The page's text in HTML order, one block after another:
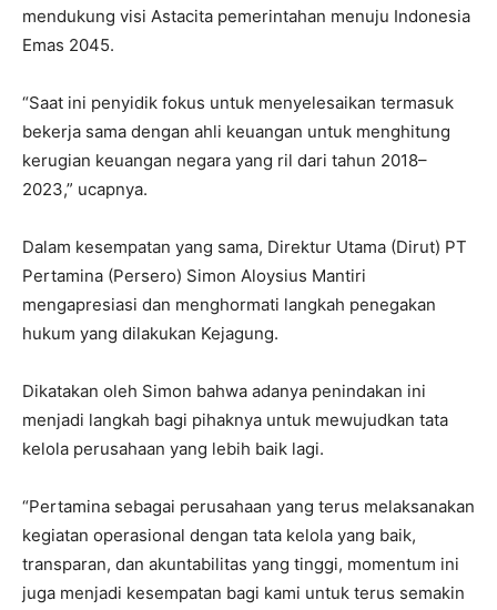
mendukung visi Astacita pemerintahan menuju Indonesia
Emas 2045.
“Saat ini penyidik fokus untuk menyelesaikan termasuk
bekerja sama dengan ahli keuangan untuk menghitung
kerugian keuangan negara yang ril dari tahun 2018–
2023,” ucapnya.
Dalam kesempatan yang sama, Direktur Utama (Dirut) PT
Pertamina (Persero) Simon Aloysius Mantiri
mengapresiasi dan menghormati langkah penegakan
hukum yang dilakukan Kejagung.
Dikatakan oleh Simon bahwa adanya penindakan ini
menjadi langkah bagi pihaknya untuk mewujudkan tata
kelola perusahaan yang lebih baik lagi.
“Pertamina sebagai perusahaan yang terus melaksanakan
kegiatan operasional dengan tata kelola yang baik,
transparan, dan akuntabilitas yang tinggi, momentum ini
juga menjadi kesempatan bagi kami untuk terus semakin